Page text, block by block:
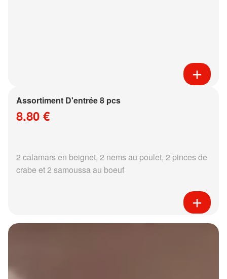
Assortiment D'entrée 8 pcs
8.80 €
2 calamars en beignet, 2 nems au poulet, 2 pinces de
crabe et 2 samoussa au boeuf